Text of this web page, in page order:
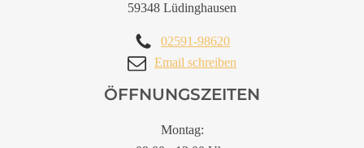
59348 Lüdinghausen
02591-98620
Email schreiben
ÖFFNUNGSZEITEN
Montag: